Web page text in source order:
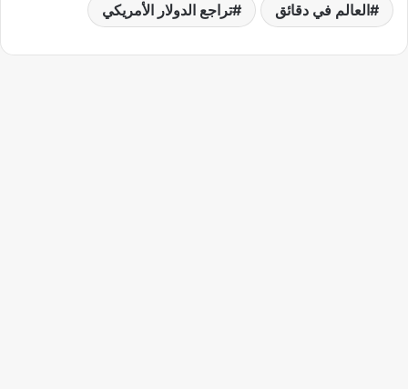
العالم في دقائق تراجع الدولار الأمريكي